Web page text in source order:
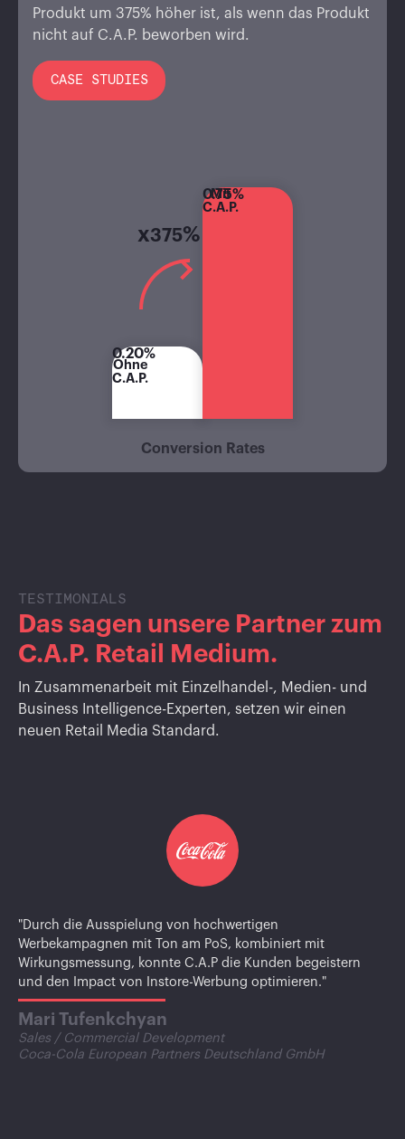
Produkt um 375% höher ist, als wenn das Produkt
nicht auf C.A.P. beworben wird.
CASE STUDIES
x375%
Ohne
C.A.P.
0.20%
Mit
C.A.P.
0.75%
Conversion Rates
TESTIMONIALS
Das sagen unsere Partner zum
C.A.P. Retail Medium.
In Zusammenarbeit mit Einzelhandel-, Medien- und
Business Intelligence-Experten, setzen wir einen
neuen Retail Media Standard.
"Die Messung des Kundenverhaltens bei der Aktivierung
von Zweitplatzierungen in Kombination mit C.A.P. In-Store-
Screens von Cyreen, hat für Ferrero Deutschland
strategisch relevante Insights ermöglicht. Die datenbasierte
Lösung hat uns geholfen, effektive Marketingstrategien zu
entwickeln und unsere Kunden zielgerichtet zu aktivieren."
Fabio Serra